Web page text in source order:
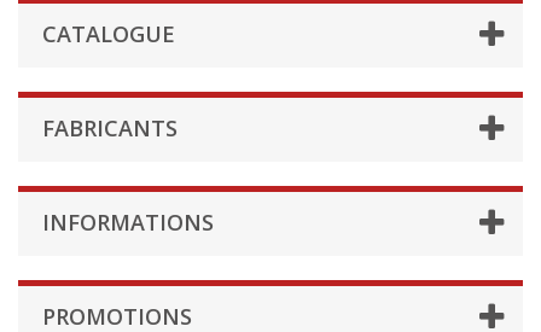
CATALOGUE
FABRICANTS
INFORMATIONS
PROMOTIONS